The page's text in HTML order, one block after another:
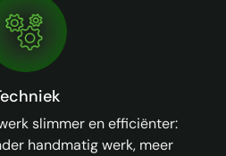
slimmer en efficiënter:
handmatig werk, meer